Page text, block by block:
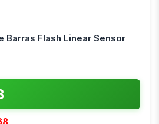
Barras Flash Linear Sensor